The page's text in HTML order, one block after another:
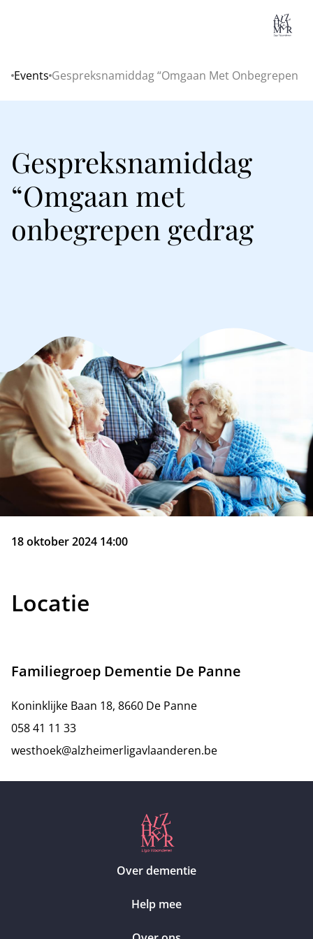
Home
Events Gespreksnamiddag “Omgaan Met Onbegrepen
Gespreksnamiddag
“Omgaan met
onbegrepen gedrag
18 oktober 2024 14:00
Locatie
Familiegroep Dementie De Panne
Koninklijke Baan 18, 8660 De Panne
058 41 11 33
westhoek@alzheimerligavlaanderen.be
Over dementie
Help mee